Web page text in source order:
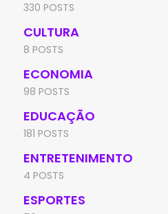
330 POSTS
CULTURA
8 POSTS
ECONOMIA
98 POSTS
EDUCAÇÃO
181 POSTS
ENTRETENIMENTO
4 POSTS
ESPORTES